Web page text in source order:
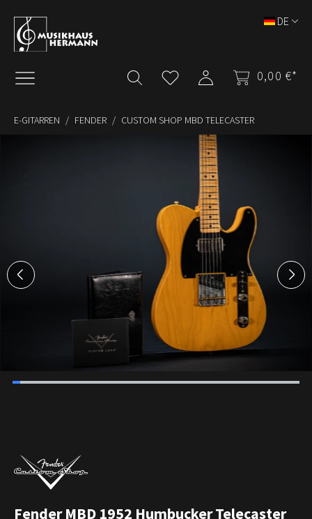
Zum Hauptinhalt springen
0,00 €*
DE
E-GITARREN FENDER CUSTOM SHOP MBD TELECASTER
Fender MBD 1952 Humbucker Telecaster